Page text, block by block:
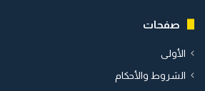
صفحات
الأولى
الشروط والأحكام